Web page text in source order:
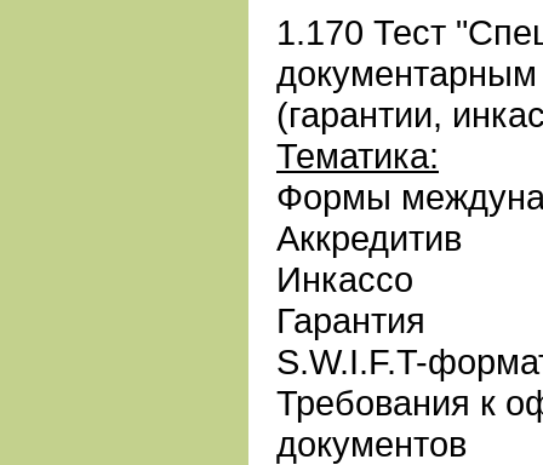
1.170 Тест
(гарантии,
Тематика:
Формы
Аккредитив
Инкассо
Гарантия
S.W.I.F.T-
Требования к
документов